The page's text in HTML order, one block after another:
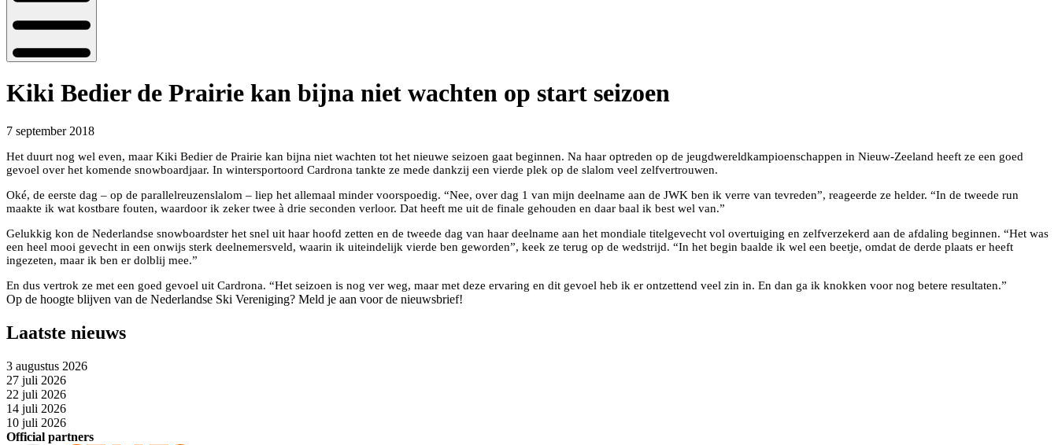
Kiki Bedier de Prairie kan bijna niet wachten op start seizoen
7 september 2018
Het duurt nog wel even, maar Kiki Bedier de Prairie kan bijna niet wachten tot het nieuwe seizoen gaat beginnen. Na haar optreden op de jeugdwereldkampioenschappen in Nieuw-Zeeland heeft ze een goed
gevoel over het komende snowboardjaar. In wintersportoord Cardrona tankte ze mede dankzij een vierde plek op de slalom veel zelfvertrouwen.
Oké, de eerste dag – op de parallelreuzenslalom – liep het allemaal minder voorspoedig. “Nee, over dag 1 van mijn deelname aan de JWK ben ik verre van tevreden”, reageerde ze helder. “In de tweede run
maakte ik wat kostbare fouten, waardoor ik zeker twee à drie seconden verloor. Dat heeft me uit de finale gehouden en daar baal ik best wel van.”
Gelukkig kon de Nederlandse snowboardster het snel uit haar hoofd zetten en de tweede dag van haar deelname aan het mondiale titelgevecht vol overtuiging en zelfverzekerd aan de afdaling beginnen. “Het was
een heel mooi gevecht in een onwijs sterk deelnemersveld, waarin ik uiteindelijk vierde ben geworden”, keek ze terug op de wedstrijd. “In het begin baalde ik wel een beetje, omdat de derde plaats er heeft
ingezeten, maar ik ben er dolblij mee.”
En dus vertrok ze met een goed gevoel uit Cardrona. “Het seizoen is nog ver weg, maar met deze ervaring en dit gevoel heb ik er ontzettend veel zin in. En dan ga ik knokken voor nog betere resultaten.”
Op de hoogte blijven van de Nederlandse Ski Vereniging? Meld je aan voor de nieuwsbrief!
Laatste nieuws
3 augustus 2026
27 juli 2026
22 juli 2026
14 juli 2026
10 juli 2026
Official partners